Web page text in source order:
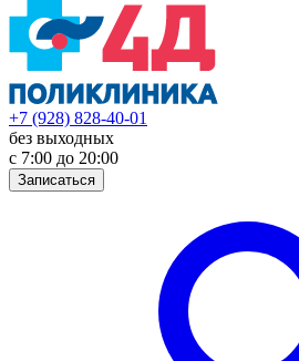
+7 (928) 828-40-01
без выходных
с 7:00 до 20:00
Записаться